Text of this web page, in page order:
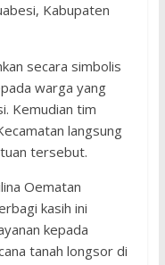
Kabupaten
secara simbolis
warga yang
Kemudian tim
langsung
tersebut.
Oematan
kasih ini
kepada
tanah longsor di